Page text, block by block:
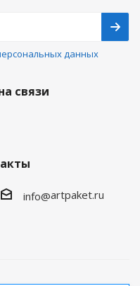
данных
связи
info@artpaket.ru